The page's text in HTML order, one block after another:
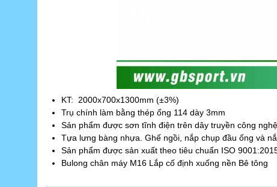
KT: 2000x700x1300mm (±3%)
Trụ chính làm bằng thép ống 114 dày 3mm
Sản phẩm được sơn tĩnh điện trên dây truyền công
Tựa lưng bàng nhựa. Ghế ngồi, nắp chụp đầu ống và
Sản phẩm được sản xuất theo tiêu chuẩn ISO
Bulong chân máy M16 Lắp cố định xuống nền Bê tông